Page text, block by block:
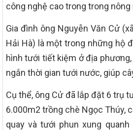
công nghệ cao trong trong nông
Gia đình ông Nguyễn Văn Cử
Hải Hà) là một trong những hộ
hình tưới tiết kiệm ở địa
ngắn thời gian tưới nước, giúp
Cụ thể, ông Cử đã lắp đặt 6 trụ
6.000m2 trồng chè Ngọc Thúy,
quay và tưới phun xung